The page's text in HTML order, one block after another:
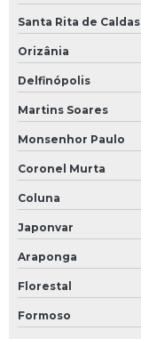
Santa Rita de Caldas
Orizânia
Delfinópolis
Martins Soares
Monsenhor Paulo
Coronel Murta
Coluna
Japonvar
Araponga
Florestal
Formoso